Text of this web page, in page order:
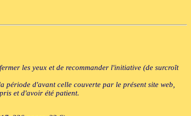
les yeux et de recommander l'initiative (de surcroît
d'avant celle couverte par le présent site web,
et d'avoir été patient.